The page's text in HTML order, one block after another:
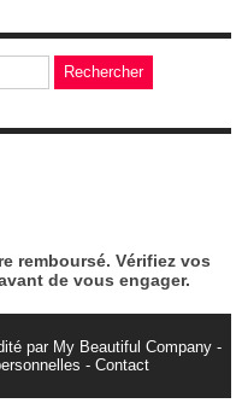
remboursé. Vérifiez vos
de vous engager.
par My Beautiful Company -
-Contact